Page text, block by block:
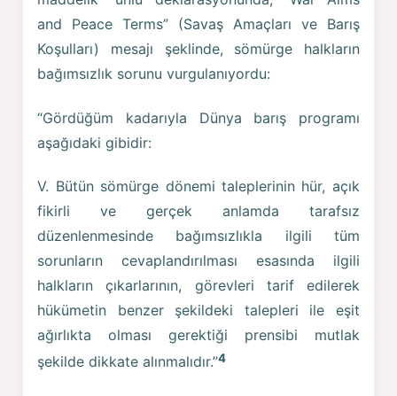
and Peace Terms” (Savaş Amaçları ve Barış
Koşulları) mesajı şeklinde, sömürge halkların
bağımsızlık sorunu vurgulanıyordu:
“Gördüğüm kadarıyla Dünya barış programı
aşağıdaki gibidir:
V. Bütün sömürge dönemi taleplerinin hür, açık
fikirli ve gerçek anlamda tarafsız
düzenlenmesinde bağımsızlıkla ilgili tüm
sorunların cevaplandırılması esasında ilgili
halkların çıkarlarının, görevleri tarif edilerek
hükümetin benzer şekildeki talepleri ile eşit
ağırlıkta olması gerektiği prensibi mutlak
şekilde dikkate alınmalıdır.”4